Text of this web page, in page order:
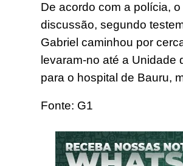
De acordo com a polícia,
discussão, segundo
Gabriel caminhou por
levaram-no até a Unidade
para o hospital de Bauru,
Fonte: G1